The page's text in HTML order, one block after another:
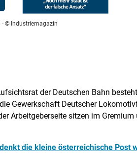
- © Industriemagazin
der Deutschen Bahn
Gewerkschaft Deutscher
Arbeitgeberseite sitzen im Gremium
die kleine österreichische Post